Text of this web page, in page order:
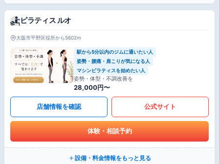
ピラティス ルオ
大阪市平野区役所から5602m
駅から5分以内のジムに通いたい人
姿勢・腰痛・肩こりが気になる人
マシンピラティスを始めたい人
姿勢・体型・不調改善を
28,000円〜
店舗情報を確認 公式サイト
体験・相談予約
設備・料金情報をもっと見る